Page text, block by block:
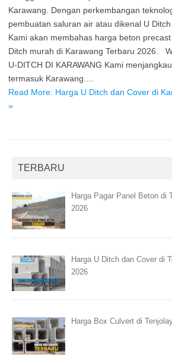
Karawang. Dengan perkembangan
pembuatan saluran air atau dikenal U
Kami akan membahas harga beton
Ditch murah di Karawang Terbaru 2026.
U-DITCH DI KARAWANG Kami
termasuk Karawang.…
Read More: Harga U Ditch dan Cover di
»
TERBARU
Harga Pagar Panel Beton di
2026
Harga U Ditch dan Cover di
2026
Harga Box Culvert di